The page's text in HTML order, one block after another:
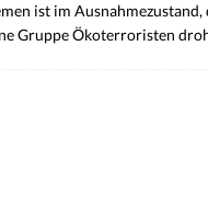
ist im
Gruppe Ökoterroristen